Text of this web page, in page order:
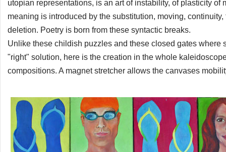
utopian representations, is an art of instability, of plasticity of
meaning is introduced by the substitution, moving,
deletion. Poetry is born from these syntactic breaks.
Unlike these childish puzzles and these closed gates where
"right" solution, here is the creation in the whole
compositions. A magnet stretcher allows the canvases